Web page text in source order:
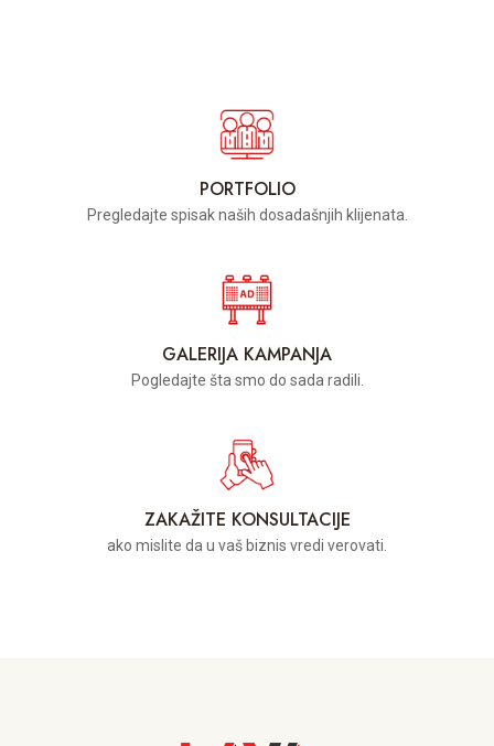
PORTFOLIO
Pregledajte spisak naših dosadašnjih klijenata.
GALERIJA KAMPANJA
Pogledajte šta smo do sada radili.
ZAKAŽITE KONSULTACIJE
ako mislite da u vaš biznis vredi verovati.